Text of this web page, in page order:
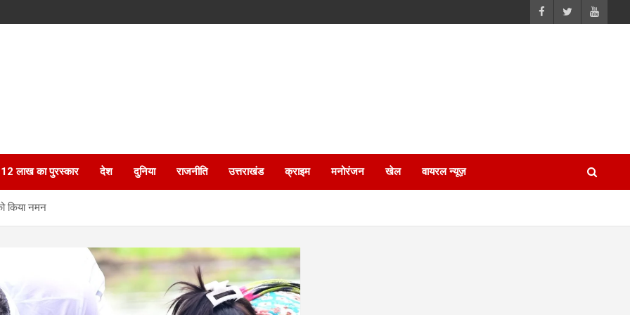
12 लाख का पुरस्कार देश दुनिया राजनीति उत्तराखंड क्राइम मनोरंजन खेल वायरल न्यूज़
किया नमन